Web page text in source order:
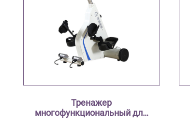
Тренажер
многофункциональный для